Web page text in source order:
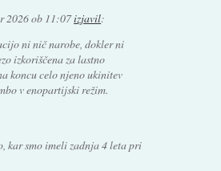
2026 ob 11:07izjavil:
ni nič narobe, dokler ni
izkoriščena za lastno
koncu celo njeno ukinitev
v enopartijski režim.
kar smo imeli zadnja 4 leta pri